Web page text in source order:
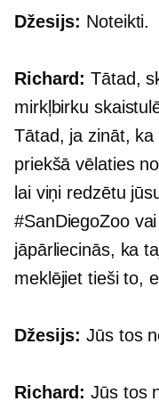
Džesijs: Noteikti.
Richard: Tātad,
mirkļbirku
Tātad, ja zināt,
priekšā vēlaties
lai viņi redzētu
#SanDiegoZoo
jāpārliecinās, ka
meklējiet tieši to,
Džesijs: Jūs tos
Richard: Jūs tos